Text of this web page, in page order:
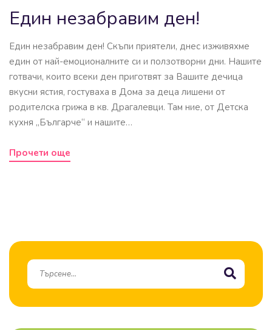
Един незабравим ден!
Един незабравим ден! Скъпи приятели, днес изживяхме
един от най-емоционалните си и ползотворни дни. Нашите
готвачи, които всеки ден приготвят за Вашите дечица
вкусни ястия, гостуваха в Дома за деца лишени от
родителска грижа в кв. Драгалевци. Там ние, от Детска
кухня „Българче“ и нашите…
Прочети още